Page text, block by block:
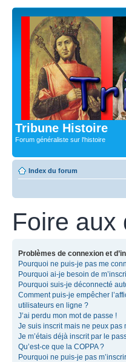
Tribune Histoire
Forum généraliste sur l'histoire
Index du forum
Foire aux
Problèmes de connexion et
Pourquoi ne puis-je pas me
Pourquoi ai-je besoin de
Pourquoi suis-je déconnecté
Comment puis-je empêcher
utilisateurs en ligne ?
J’ai perdu mon mot de passe !
Je suis inscrit mais ne peux pas
Je m’étais déjà inscrit par le
Qu’est-ce que la COPPA ?
Pourquoi ne puis-je pas